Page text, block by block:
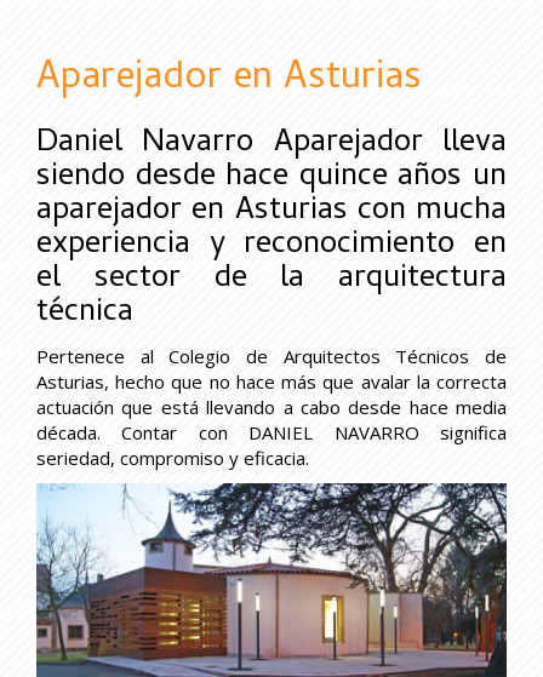
Aparejador en Asturias
Aparejador en Asturias
Daniel Navarro Aparejador lleva
siendo desde hace quince años un
aparejador en Asturias con mucha
experiencia y reconocimiento en
el sector de la arquitectura
técnica
Pertenece al Colegio de Arquitectos Técnicos de
Asturias, hecho que no hace más que avalar la correcta
actuación que está llevando a cabo desde hace media
década. Contar con DANIEL NAVARRO significa
seriedad, compromiso y eficacia.